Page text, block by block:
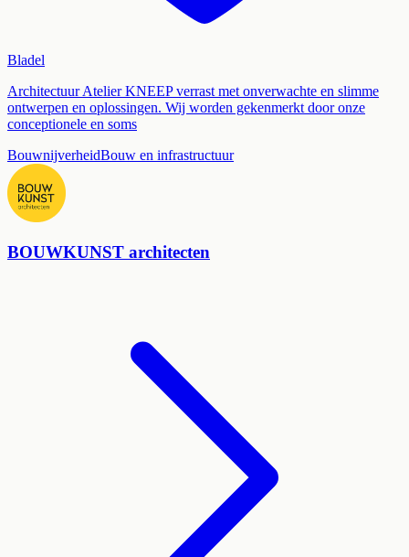
Bladel
Architectuur Atelier KNEEP verrast met onverwachte en slimme
ontwerpen en oplossingen. Wij worden gekenmerkt door onze
conceptionele en soms
BouwnijverheidBouw en infrastructuur
BOUWKUNST architecten